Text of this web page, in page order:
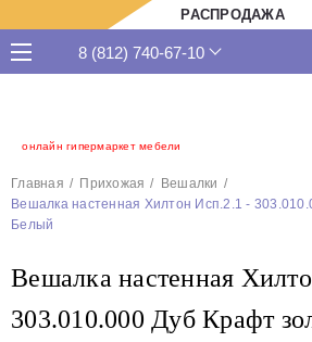
РАСПРОДАЖА
онлайн гипермаркет мебели
8 (812) 740-67-10
Главная Прихожая
Вешалки
Вешалка настенная Хилтон Исп.2.1 -
Белый
Вешалка настенная
303.010.000 Дуб Крафт